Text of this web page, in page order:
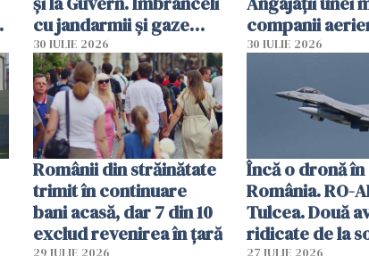
cu jandarmii și gaze
lacrimogene
30 IULIE 2026
companii
parfumuri,
vânzării
30 IULIE 2026
Românii din străinătate
trimit în continuare
bani acasă, dar 7 din 10
exclud revenirea în țară
Încă o dronă în
România. RO-
Tulcea. Două
ridicate de la